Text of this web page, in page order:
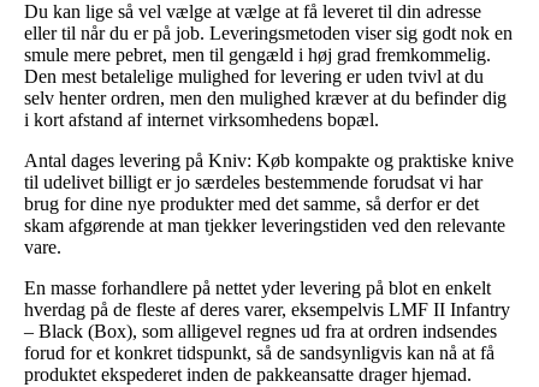
Du kan lige så vel vælge at vælge at få leveret til din adresse
eller til når du er på job. Leveringsmetoden viser sig godt nok en
smule mere pebret, men til gengæld i høj grad fremkommelig.
Den mest betalelige mulighed for levering er uden tvivl at du
selv henter ordren, men den mulighed kræver at du befinder dig
i kort afstand af internet virksomhedens bopæl.
Antal dages levering på Kniv: Køb kompakte og praktiske knive
til udelivet billigt er jo særdeles bestemmende forudsat vi har
brug for dine nye produkter med det samme, så derfor er det
skam afgørende at man tjekker leveringstiden ved den relevante
vare.
En masse forhandlere på nettet yder levering på blot en enkelt
hverdag på de fleste af deres varer, eksempelvis LMF II Infantry
– Black (Box), som alligevel regnes ud fra at ordren indsendes
forud for et konkret tidspunkt, så de sandsynligvis kan nå at få
produktet ekspederet inden de pakkeansatte drager hjemad.